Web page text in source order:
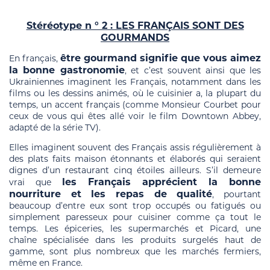
Stéréotype n ° 2 : LES FRANÇAIS SONT DES
GOURMANDS
En français, être gourmand signifie que vous aimez
la bonne gastronomie, et c’est souvent ainsi que les
Ukrainiennes imaginent les Français, notamment dans les
films ou les dessins animés, où le cuisinier a, la plupart du
temps, un accent français (comme Monsieur Courbet pour
ceux de vous qui êtes allé voir le film Downtown Abbey,
adapté de la série TV).
Elles imaginent souvent des Français assis régulièrement à
des plats faits maison étonnants et élaborés qui seraient
dignes d’un restaurant cinq étoiles ailleurs. S’il demeure
vrai que les Français apprécient la bonne
nourriture et les repas de qualité, pourtant
beaucoup d’entre eux sont trop occupés ou fatigués ou
simplement paresseux pour cuisiner comme ça tout le
temps. Les épiceries, les supermarchés et Picard, une
chaîne spécialisée dans les produits surgelés haut de
gamme, sont plus nombreux que les marchés fermiers,
même en France.